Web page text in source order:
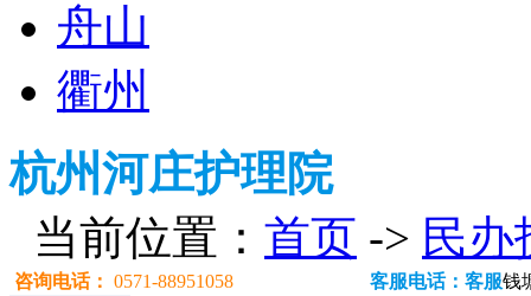
舟山
衢州
杭州河庄护理院
当前位置： 首页 -> 民办
咨询电话： 0571-88951058 客服电话：客服钱